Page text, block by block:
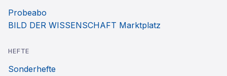
Probeabo
BILD DER WISSENSCHAFT Marktplatz
HEFTE
Sonderhefte